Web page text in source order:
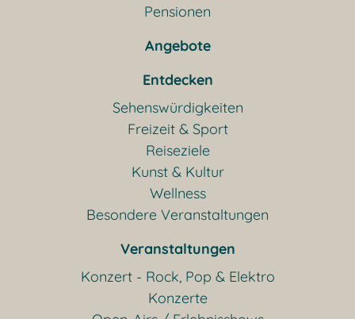
Pensionen
Angebote
Entdecken
Sehenswürdigkeiten
Freizeit & Sport
Reiseziele
Kunst & Kultur
Wellness
Besondere Veranstaltungen
Veranstaltungen
Konzert - Rock, Pop & Elektro
Konzerte